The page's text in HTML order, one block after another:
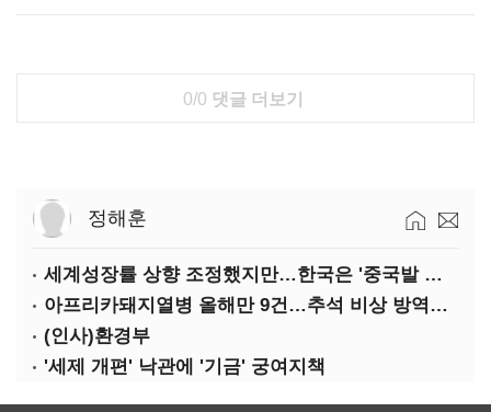
0/0 댓글 더보기
정해훈
세계성장률 상향 조정했지만…한국은 '중국발 살얼음판'
아프리카돼지열병 올해만 9건…추석 비상 방역에 '총력'
(인사)환경부
'세제 개편' 낙관에 '기금' 궁여지책